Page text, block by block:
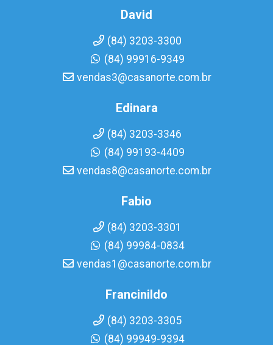
David
(84) 3203-3300
(84) 99916-9349
vendas3@casanorte.com.br
Edinara
(84) 3203-3346
(84) 99193-4409
vendas8@casanorte.com.br
Fabio
(84) 3203-3301
(84) 99984-0834
vendas1@casanorte.com.br
Francinildo
(84) 3203-3305
(84) 99949-9394